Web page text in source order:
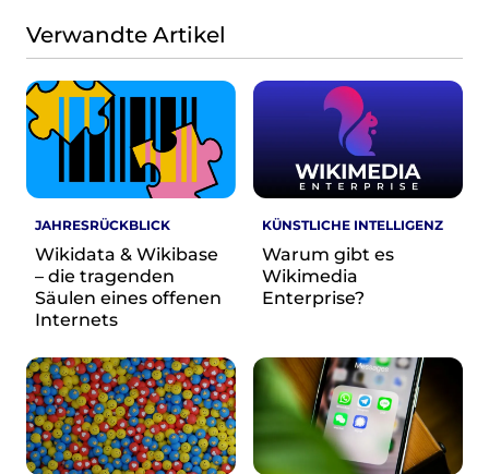
Featured
Wikipedia
Wikidata
Wikimedia Commons
Initiativen für freies Wisses
Bündnis Freie Bildung
Das WikiLibrary Manifest
GLAM – Kultur- und Gedächtnisinstitutionen
Lizenzhinweisgenerator
Offene Kulturdaten
Projekt Technische Wünsche
re•shape
Verschlusssache Prüfung
Verwandte Artikel
JAHRESRÜCKBLICK
Wikidata & Wikibase
– die tragenden
Säulen eines offenen
Internets
KÜNSTLICHE INTELLIGENZ
Warum gibt es
Wikimedia
Enterprise?